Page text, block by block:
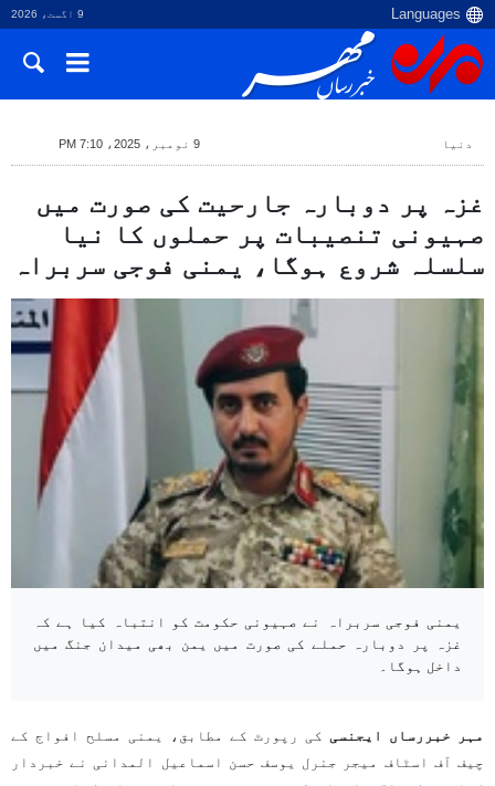
9 اگست، 2026
دنیا 9 نومبر، 2025، 7:10 PM
غزہ پر دوبارہ جارحیت کی صورت میں
صہیونی تنصیبات پر حملوں کا نیا
سلسلہ شروع ہوگا، یمنی فوجی سربراہ
یمنی فوجی سربراہ نے صہیونی حکومت کو انتباہ کیا ہے کہ
غزہ پر دوبارہ حملے کی صورت میں یمن بھی میدان جنگ میں
داخل ہوگا۔
مہر خبررساں ایجنسی کی رپورٹ کے مطابق، یمنی مسلح افواج کے
چیف آف اسٹاف میجر جنرل یوسف حسن اسماعیل المدانی نے خبردار